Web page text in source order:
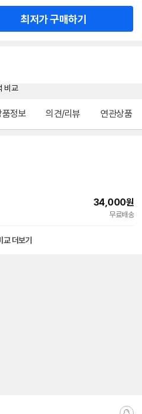
최저가 구매하기
품정보 의견/리뷰 연관상품
34,000원
무료배송
교 더보기